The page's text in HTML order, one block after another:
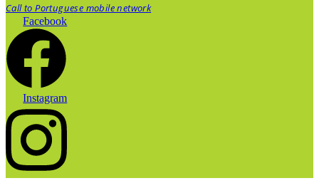
Call to Portuguese mobile network
Facebook
Instagram